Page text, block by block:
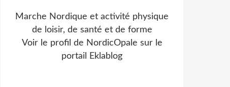
Marche Nordique et activité physique
de loisir, de santé et de forme
Voir le profil de NordicOpale sur le
portail Eklablog